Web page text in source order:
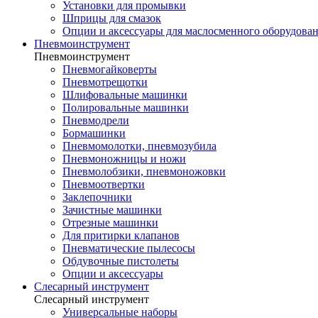
Установки для промывки
Шприцы для смазок
Опции и аксессуары для маслосменного
Пневмоинструмент
Пневмоинструмент
Пневмогайковерты
Пневмотрещотки
Шлифовальные машинки
Полировальные машинки
Пневмодрели
Бормашинки
Пневмомолотки, пневмозубила
Пневмоножницы и ножи
Пневмолобзики, пневмоножовки
Пневмоотвертки
Заклепочники
Зачистные машинки
Отрезные машинки
Для притирки клапанов
Пневматические пылесосы
Обдувочные пистолеты
Опции и аксессуары
Слесарный инструмент
Слесарный инструмент
Универсальные наборы